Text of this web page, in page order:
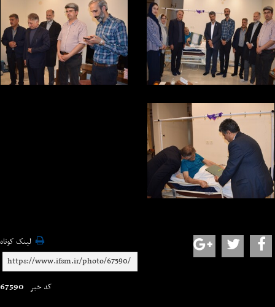
لینک کوتاه
کد خبر 67590